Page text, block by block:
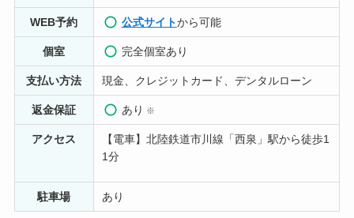
ホワイトニングでお世話になってます。 黄ばんでいた歯
が見違えるほど白くなりました! 歯医者なのに全く痛くな
いです!! スタッフの皆さんが優しく、丁寧でとても安心
感があります!! これからもよろしくお願いします┏●
WEB予約 公式サイトから可能
個室 完全個室あり
支払い方法 現金、クレジットカード、デンタルローン
返金保証 あり ※
アクセス
【電車】北陸鉄道市川線「西泉」駅から徒歩1
1分
駐車場 あり